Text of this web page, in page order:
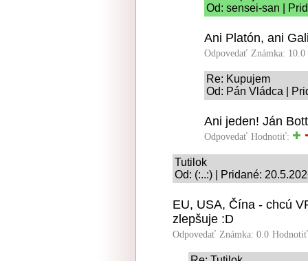
Od: sensei-san |
Ani Platón, ani
Odpovedať Známka: 10.0
Re: Kupujem
Od: Pán Vládca |
Ani jeden! Ján
Odpovedať Hodnotiť:
Tutilok
Od: (:..:) | Pridané:
EU, USA, Čína - chcú
zlepšuje :D
Odpovedať Známka: 0.0